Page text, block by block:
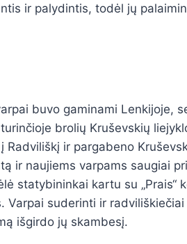
ir palydintis, todėl jų
buvo gaminami Lenkijoje,
brolių Kruševskių
Radviliškį ir pargabeno
ir naujiems varpams saugiai
statybininkai kartu su „Prais“
Varpai suderinti ir
išgirdo jų skambesį.